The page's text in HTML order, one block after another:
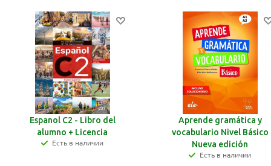
Espanol C2 - Libro del
alumno + Licencia
Есть в наличии
Aprende gramática y
vocabulario Nivel Básico
Nueva edición
Есть в наличии